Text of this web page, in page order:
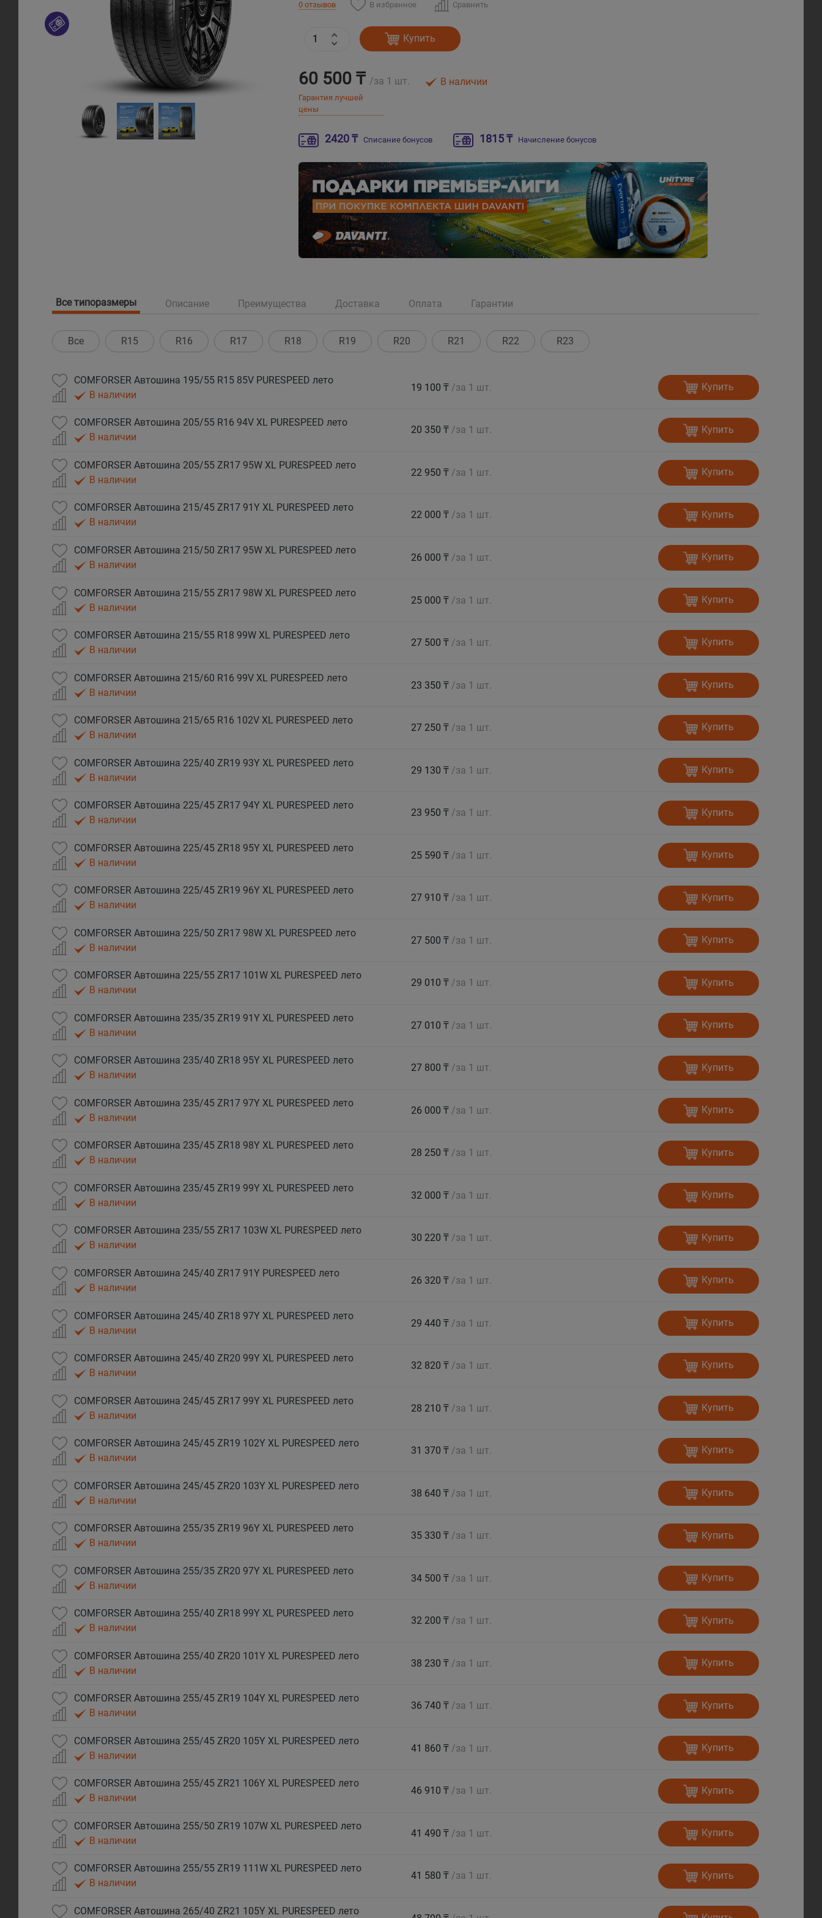
0 отзывов В избранное Сравнить
Купить
60 500 ₸ /за 1 шт.
Гарантия лучшей
цены
В наличии
2420 ₸ Списание бонусов 1815 ₸ Начисление бонусов
Все типоразмеры Описание Преимущества Доставка Оплата Гарантии
Все R15 R16 R17 R18 R19 R20 R21 R22 R23
COMFORSER Автошина 195/55 R15 85V PURESPEED лето
В наличии
19 100 ₸ /за 1 шт. Купить
COMFORSER Автошина 205/55 R16 94V XL PURESPEED лето
В наличии
20 350 ₸ /за 1 шт. Купить
COMFORSER Автошина 205/55 ZR17 95W XL PURESPEED лето
В наличии
22 950 ₸ /за 1 шт. Купить
COMFORSER Автошина 215/45 ZR17 91Y XL PURESPEED лето
В наличии
22 000 ₸ /за 1 шт. Купить
COMFORSER Автошина 215/50 ZR17 95W XL PURESPEED лето
В наличии
26 000 ₸ /за 1 шт. Купить
COMFORSER Автошина 215/55 ZR17 98W XL PURESPEED лето
В наличии
25 000 ₸ /за 1 шт. Купить
COMFORSER Автошина 215/55 R18 99W XL PURESPEED лето
В наличии
27 500 ₸ /за 1 шт. Купить
COMFORSER Автошина 215/60 R16 99V XL PURESPEED лето
В наличии
23 350 ₸ /за 1 шт. Купить
COMFORSER Автошина 215/65 R16 102V XL PURESPEED лето
В наличии
27 250 ₸ /за 1 шт. Купить
COMFORSER Автошина 225/40 ZR19 93Y XL PURESPEED лето
В наличии
29 130 ₸ /за 1 шт. Купить
COMFORSER Автошина 225/45 ZR17 94Y XL PURESPEED лето
В наличии
23 950 ₸ /за 1 шт. Купить
COMFORSER Автошина 225/45 ZR18 95Y XL PURESPEED лето
В наличии
25 590 ₸ /за 1 шт. Купить
COMFORSER Автошина 225/45 ZR19 96Y XL PURESPEED лето
В наличии
27 910 ₸ /за 1 шт. Купить
COMFORSER Автошина 225/50 ZR17 98W XL PURESPEED лето
В наличии
27 500 ₸ /за 1 шт. Купить
COMFORSER Автошина 225/55 ZR17 101W XL PURESPEED лето
В наличии
29 010 ₸ /за 1 шт. Купить
COMFORSER Автошина 235/35 ZR19 91Y XL PURESPEED лето
В наличии
27 010 ₸ /за 1 шт. Купить
COMFORSER Автошина 235/40 ZR18 95Y XL PURESPEED лето
В наличии
27 800 ₸ /за 1 шт. Купить
COMFORSER Автошина 235/45 ZR17 97Y XL PURESPEED лето
В наличии
26 000 ₸ /за 1 шт. Купить
COMFORSER Автошина 235/45 ZR18 98Y XL PURESPEED лето
В наличии
28 250 ₸ /за 1 шт. Купить
COMFORSER Автошина 235/45 ZR19 99Y XL PURESPEED лето
В наличии
32 000 ₸ /за 1 шт. Купить
COMFORSER Автошина 235/55 ZR17 103W XL PURESPEED лето
В наличии
30 220 ₸ /за 1 шт. Купить
COMFORSER Автошина 245/40 ZR17 91Y PURESPEED лето
В наличии
26 320 ₸ /за 1 шт. Купить
COMFORSER Автошина 245/40 ZR18 97Y XL PURESPEED лето
В наличии
29 440 ₸ /за 1 шт. Купить
COMFORSER Автошина 245/40 ZR20 99Y XL PURESPEED лето
В наличии
32 820 ₸ /за 1 шт. Купить
COMFORSER Автошина 245/45 ZR17 99Y XL PURESPEED лето
В наличии
28 210 ₸ /за 1 шт. Купить
COMFORSER Автошина 245/45 ZR19 102Y XL PURESPEED лето
В наличии
31 370 ₸ /за 1 шт. Купить
COMFORSER Автошина 245/45 ZR20 103Y XL PURESPEED лето
В наличии
38 640 ₸ /за 1 шт. Купить
COMFORSER Автошина 255/35 ZR19 96Y XL PURESPEED лето
В наличии
35 330 ₸ /за 1 шт. Купить
COMFORSER Автошина 255/35 ZR20 97Y XL PURESPEED лето
В наличии
34 500 ₸ /за 1 шт. Купить
COMFORSER Автошина 255/40 ZR18 99Y XL PURESPEED лето
В наличии
32 200 ₸ /за 1 шт. Купить
COMFORSER Автошина 255/40 ZR20 101Y XL PURESPEED лето
В наличии
38 230 ₸ /за 1 шт. Купить
COMFORSER Автошина 255/45 ZR19 104Y XL PURESPEED лето
В наличии
36 740 ₸ /за 1 шт. Купить
COMFORSER Автошина 255/45 ZR20 105Y XL PURESPEED лето
В наличии
41 860 ₸ /за 1 шт. Купить
COMFORSER Автошина 255/45 ZR21 106Y XL PURESPEED лето
В наличии
46 910 ₸ /за 1 шт. Купить
COMFORSER Автошина 255/50 ZR19 107W XL PURESPEED лето
В наличии
41 490 ₸ /за 1 шт. Купить
COMFORSER Автошина 255/55 ZR19 111W XL PURESPEED лето
В наличии
41 580 ₸ /за 1 шт. Купить
COMFORSER Автошина 265/40 ZR21 105Y XL PURESPEED лето